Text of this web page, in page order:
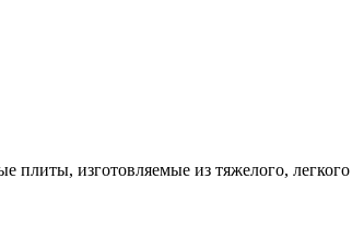
плиты, изготовляемые из тяжелого,